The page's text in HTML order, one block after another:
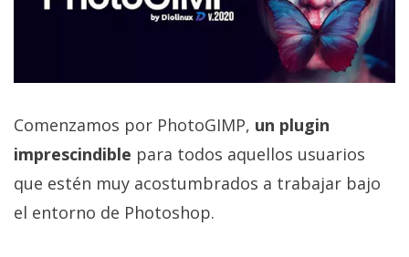
informática,
tutoriales.
Informático
(CC) 2006-
2026. Algunos
derechos
Comenzamos por PhotoGIMP, un plugin
imprescindible para todos aquellos usuarios
que estén muy acostumbrados a trabajar bajo
el entorno de Photoshop.